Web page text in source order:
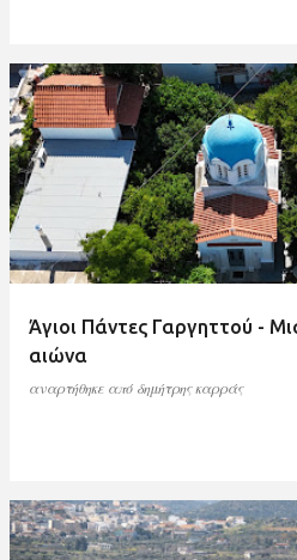
Άγιοι Πάντες Γαργηττού -
αιώνα
αναρτήθηκε από δημήτρης καρράς